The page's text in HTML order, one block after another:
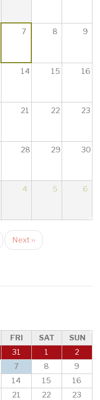
7 8 9
14 15 16
21 22 23
28 29 30
4 5 6
Next ››
FRI SAT
SUN
31 1
2
7 8
9
14 15
16
21 22
23